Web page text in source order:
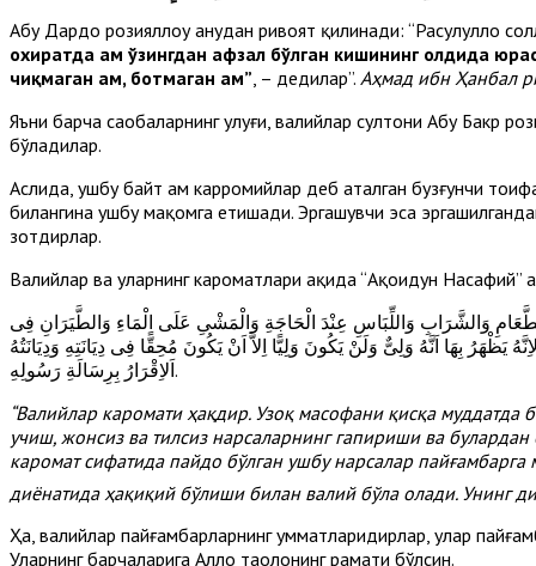
Абу Дардо розияллоҳу анҳудан ривоят қилинади: “Расулуллоҳ
охиратда ҳам ўзингдан афзал бўлган кишининг олдида
чиқмаган ҳам, ботмаган ҳам” , – дедилар”. Аҳмад ибн Ҳанбал
Яъни барча саҳобаларнинг улуғи, валийлар султони Абу Бакр
бўладилар.
Аслида, ушбу байт ҳам карромийлар деб аталган бузғунчи
билангина ушбу мақомга етишади. Эргашувчи эса
зотдирлар.
Валийлар ва уларнинг кароматлари ҳақида “Ақоидун Насафий”
وَالشَّرَابِ وَاللِّبَاسِ عِنْدَ الْحَاجَةِ وَالْمَشْىِ عَلَى الْمَاءِ وَالطَّيَرَانِ فِى
بِهَا اَنَّهُ وَلِىٌّ وَلَنْ يَكُونَ وَلِيًّا اِلاَّ اَنْ يَكُونَ مُحِقًّا فِى دِيَانَتِهِ وَدِيَانَتُهُ
اَلاِقْرَارُ بِرِسَالَةِ رَسُولِهِ.
“Валийлар каромати ҳақдир. Узоқ масофани қисқа
учиш, жонсиз ва тилсиз нарсаларнинг гапириши ва
каромат сифатида пайдо бўлган ушбу нарсалар
диёнатида ҳақиқий бўлиши билан валий бўла олади. Унинг
Ҳа, валийлар пайғамбарларнинг умматларидирлар, улар
Уларнинг барчаларига Аллоҳ таолонинг раҳмати бўлсин.